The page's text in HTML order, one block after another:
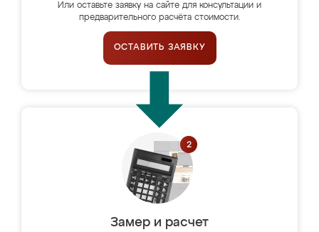
Или оставьте заявку на сайте для консультации и
предварительного расчёта стоимости.
ОСТАВИТЬ ЗАЯВКУ
Замер и расчет